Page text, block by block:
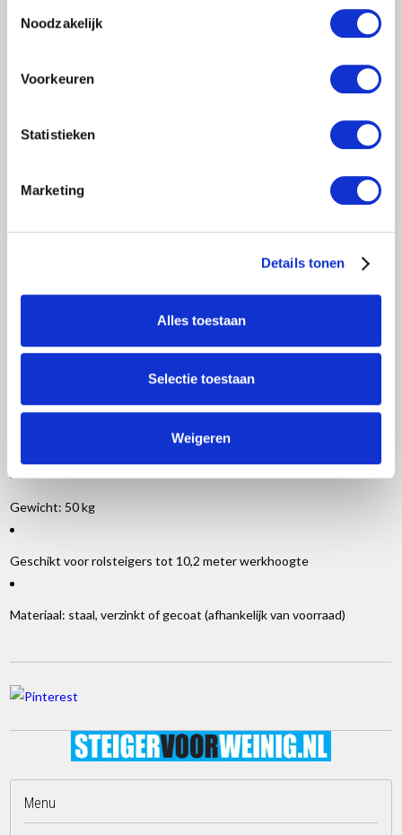
Noodzakelijk
Voorkeuren
Statistieken
Marketing
Details tonen
Alles toestaan
Selectie toestaan
Weigeren
Technische gegevens:
Lengte: 90 cm
Breedte: 125 cm
Gewicht: 50 kg
Geschikt voor rolsteigers tot 10,2 meter werkhoogte
Materiaal: staal, verzinkt of gecoat (afhankelijk van voorraad)
Menu